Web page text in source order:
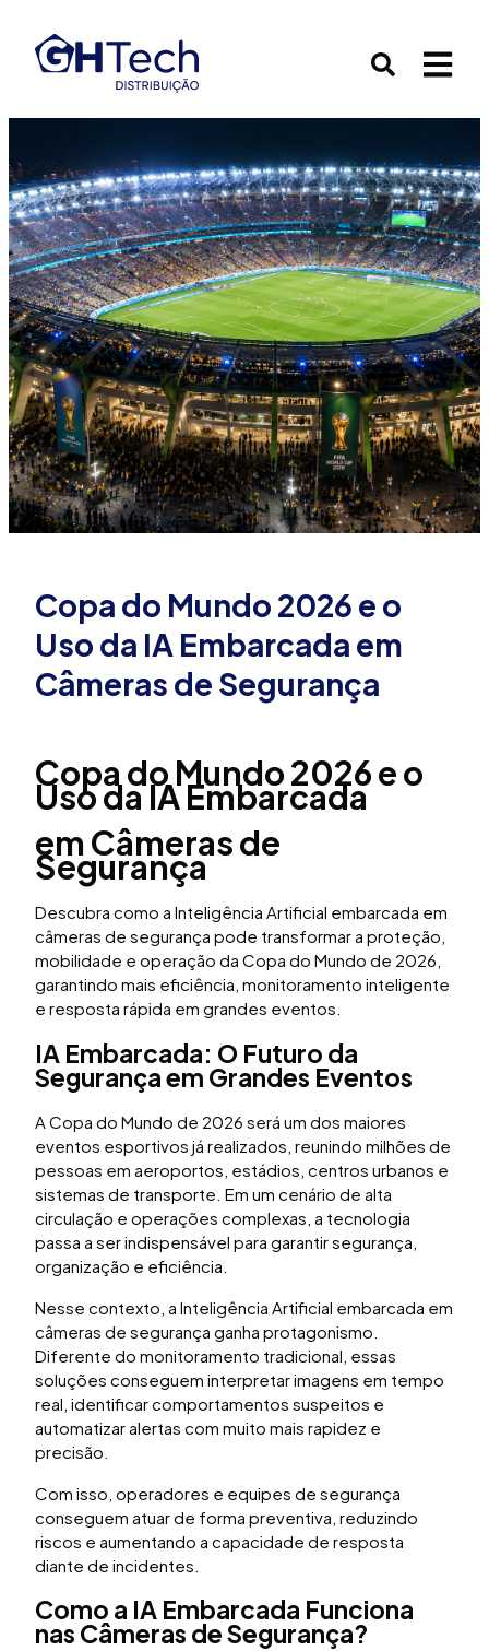
Copa do Mundo 2026 e o
Uso da IA Embarcada em
Câmeras de Segurança
Copa do Mundo 2026 e o
Uso da IA Embarcada
em Câmeras de
Segurança
Descubra como a Inteligência Artificial embarcada em
câmeras de segurança pode transformar a proteção,
mobilidade e operação da Copa do Mundo de 2026,
garantindo mais eficiência, monitoramento inteligente
e resposta rápida em grandes eventos.
IA Embarcada: O Futuro da
Segurança em Grandes Eventos
A Copa do Mundo de 2026 será um dos maiores
eventos esportivos já realizados, reunindo milhões de
pessoas em aeroportos, estádios, centros urbanos e
sistemas de transporte. Em um cenário de alta
circulação e operações complexas, a tecnologia
passa a ser indispensável para garantir segurança,
organização e eficiência.
Nesse contexto, a Inteligência Artificial embarcada em
câmeras de segurança ganha protagonismo.
Diferente do monitoramento tradicional, essas
soluções conseguem interpretar imagens em tempo
real, identificar comportamentos suspeitos e
automatizar alertas com muito mais rapidez e
precisão.
Com isso, operadores e equipes de segurança
conseguem atuar de forma preventiva, reduzindo
riscos e aumentando a capacidade de resposta
diante de incidentes.
Como a IA Embarcada Funciona
nas Câmeras de Segurança?